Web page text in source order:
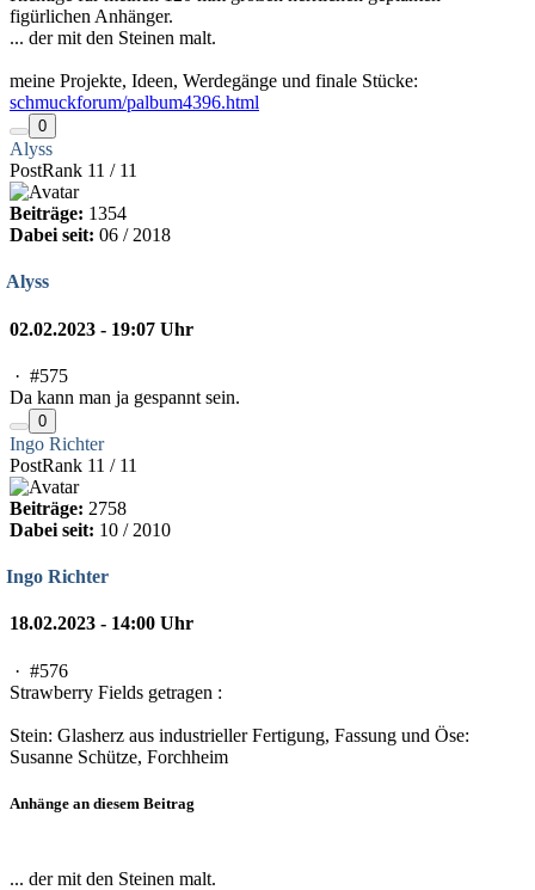
figürlichen Anhänger.
... der mit den Steinen malt.
meine Projekte, Ideen, Werdegänge und finale Stücke:
schmuckforum/palbum4396.html
0
Alyss
PostRank 11 / 11
Beiträge: 1354
Dabei seit: 06 / 2018
Alyss
02.02.2023 - 19:07 Uhr
· #575
Da kann man ja gespannt sein.
0
Ingo Richter
PostRank 11 / 11
Beiträge: 2758
Dabei seit: 10 / 2010
Ingo Richter
18.02.2023 - 14:00 Uhr
· #576
Strawberry Fields getragen :
Stein: Glasherz aus industrieller Fertigung, Fassung und Öse:
Susanne Schütze, Forchheim
Anhänge an diesem Beitrag
... der mit den Steinen malt.